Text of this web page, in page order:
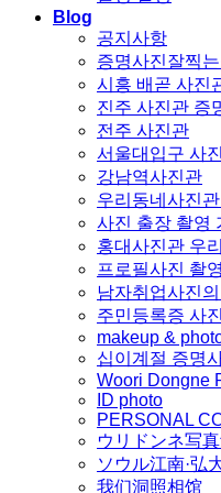
Blog
공지사항
증명사진잘찍
시흥 배곧 사진
진주 사진관 증
전주 사진관
서울대입구 사
강남역사진관
우리동네사진
사진 출장 촬영
홍대사진관 우
프로필사진 촬
남자취업사진
주민등록증 사
makeup &
십이계절 증명
Woori Dongne
ID photo
PERSONAL
ウリドンネ写
ソウル江南·弘
我们洞照相馆